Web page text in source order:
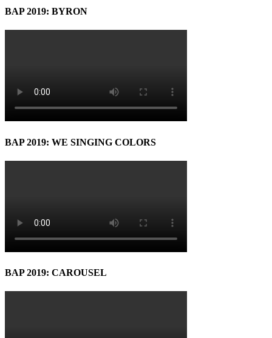
BAP 2019: BYRON
BAP 2019: WE SINGING COLORS
BAP 2019: CAROUSEL